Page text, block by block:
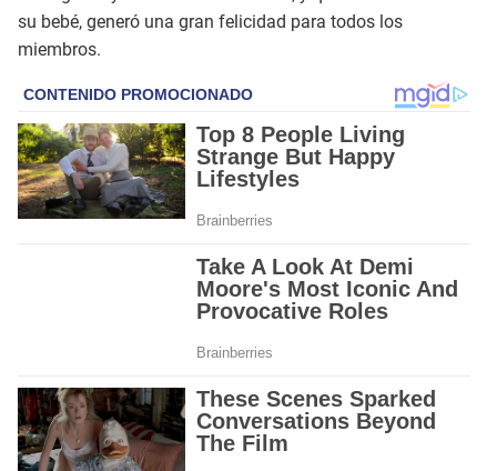
su bebé, generó una gran felicidad para todos los
miembros.